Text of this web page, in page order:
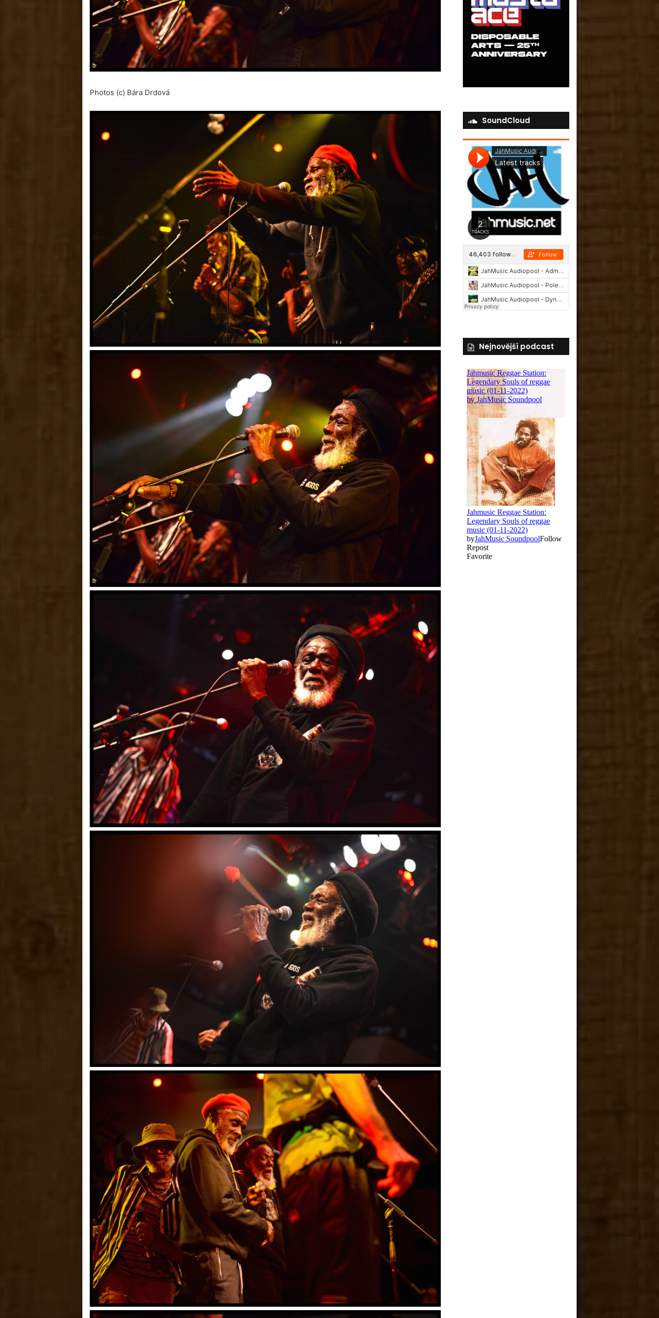
Photos (c) Bára Drdová
SoundCloud
Nejnovější podcast